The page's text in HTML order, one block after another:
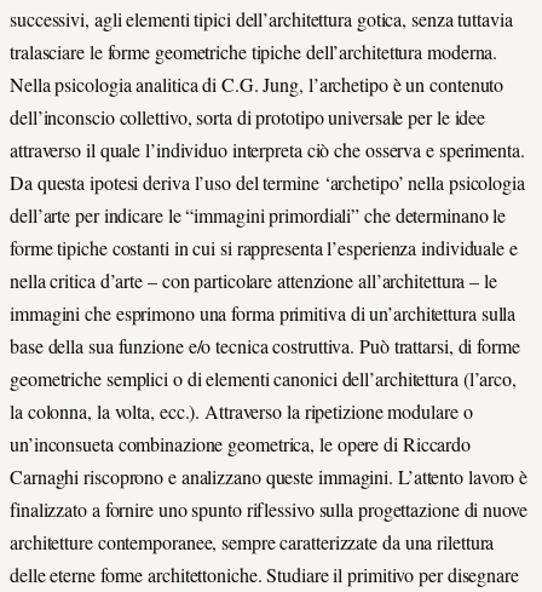
successivi, agli elementi tipici dell’architettura gotica, senza tuttavia
tralasciare le forme geometriche tipiche dell’architettura moderna.
Nella psicologia analitica di C.G. Jung, l’archetipo è un contenuto
dell’inconscio collettivo, sorta di prototipo universale per le idee
attraverso il quale l’individuo interpreta ciò che osserva e sperimenta.
Da questa ipotesi deriva l’uso del termine ‘archetipo’ nella psicologia
dell’arte per indicare le “immagini primordiali” che determinano le
forme tipiche costanti in cui si rappresenta l’esperienza individuale e
nella critica d’arte – con particolare attenzione all’architettura – le
immagini che esprimono una forma primitiva di un’architettura sulla
base della sua funzione e/o tecnica costruttiva. Può trattarsi, di forme
geometriche semplici o di elementi canonici dell’architettura (l’arco,
la colonna, la volta, ecc.). Attraverso la ripetizione modulare o
un’inconsueta combinazione geometrica, le opere di Riccardo
Carnaghi riscoprono e analizzano queste immagini. L’attento lavoro è
finalizzato a fornire uno spunto riflessivo sulla progettazione di nuove
architetture contemporanee, sempre caratterizzate da una rilettura
delle eterne forme architettoniche. Studiare il primitivo per disegnare